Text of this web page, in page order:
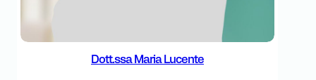
Dott.ssa Maria Lucente